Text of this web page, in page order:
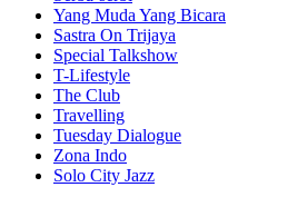
Yang Muda Yang Bicara
Sastra On Trijaya
Special Talkshow
T-Lifestyle
The Club
Travelling
Tuesday Dialogue
Zona Indo
Solo City Jazz